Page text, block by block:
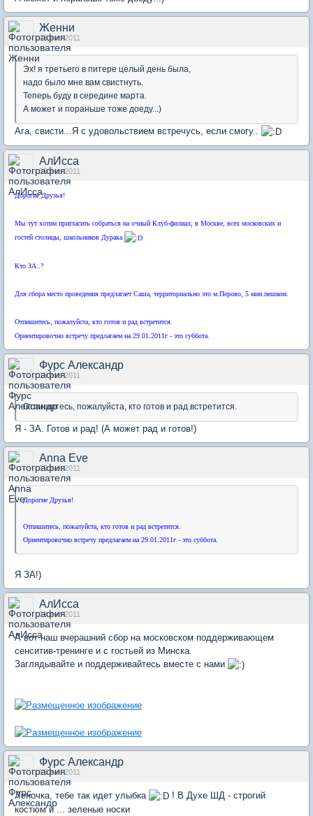
Женни
13 янв 2011
Эх! я третьего в питере целый день была,
надо было мне вам свистнуть.
Теперь буду в середине марта.
А может и пораньше тоже доеду...)
Ага, свисти...Я с удовольствием встречусь, если смогу..
АлИсса
19 янв 2011
Дорогие Друзья!
Мы тут хотим пригласить собраться на очный Клуб-филиал, в Москве, всех московских и
гостей столицы, школьников Дурака
Кто ЗА..?
Для сбора место проведения предлагает Саша, территориально это м.Перово, 5 мин.пешком.
Отпишитесь, пожалуйста, кто готов и рад встретится.
Ориентировочно встречу предлагаем на 29.01.2011г - это суббота.
Фурс Александр
19 янв 2011
Отпишитесь, пожалуйста, кто готов и рад встретится.
Я - ЗА. Готов и рад! (А может рад и готов!)
Anna Eve
19 янв 2011
Дорогие Друзья!
Отпишитесь, пожалуйста, кто готов и рад встретится.
Ориентировочно встречу предлагаем на 29.01.2011г - это суббота.
Я ЗА!)
АлИсса
19 янв 2011
А вот наш вчерашний сбор на московском поддерживающем
сенситив-тренинге и с гостьей из Минска.
Заглядывайте и поддерживайтесь вместе с нами
Фурс Александр
19 янв 2011
Леночка, тебе так идет улыбка
! В Духе ШД - строгий
костюм и ... зеленые носки